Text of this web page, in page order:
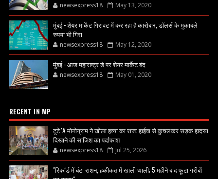
newsexpress18 May 13, 2020
मुंबई - शेयर मार्केट गिरावट में कर रहा है कारोबार, डॉलर्स के मुकाबले
रुपया भी गिरा
newsexpress18 May 12, 2020
मुंबई - आज महाराष्ट्र डे पर शेयर मार्केट बंद
newsexpress18 May 01, 2020
RECENT IN MP
टूटे 'A' मोनोग्राम ने खोला हत्या का राज: हाईवा से कुचलकर सड़क हादसा
दिखाने की साजिश का पर्दाफाश
newsexpress18 Jul 25, 2026
"रिकॉर्ड में बंटा राशन, हकीकत में खाली थाली; 5 महीने बाद फूटा गरीबों